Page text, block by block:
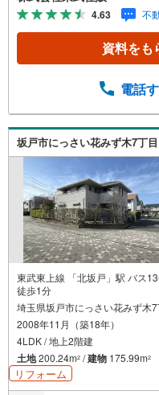
す。お気軽にお問
済●全室6.0帖以上●
は（1）リフォー
客様に最適なプラ
ご予算・ご希望に
たリフォームの相
当日現地見学が可
クリック（2）本日
質問欄」に希望日
4.63 不
資料をも
電話
坂戸市にっさい花みず木7丁目
東武東上線 「北坂戸」駅 バス
徒歩1分
埼玉県坂戸市にっさい花みず木7
2008年11月（築18年）
4LDK / 地上2階建
土地200.24m2 /建物 175.99m2
リフォーム